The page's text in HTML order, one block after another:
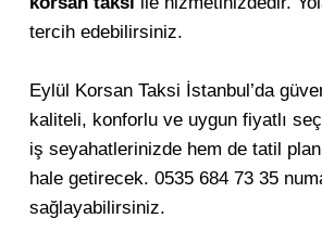
tercih edebilirsiniz.
Eylül Korsan Taksi İstanbul’da
kaliteli, konforlu ve uygun fiyatlı
iş seyahatlerinizde hem de tatil
hale getirecek. 0535 684 73 35
sağlayabilirsiniz.